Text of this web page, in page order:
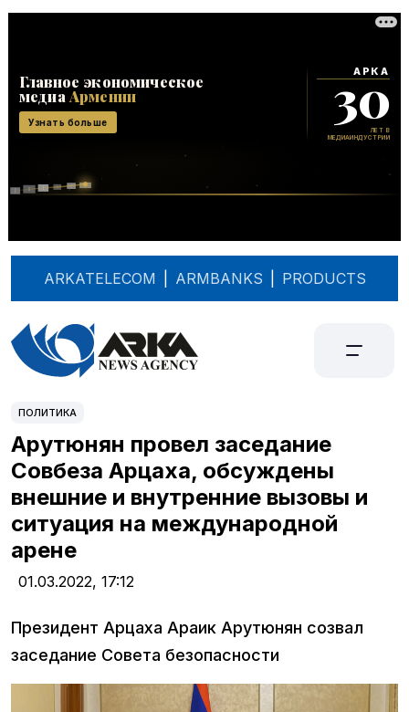
ARKATELECOM ARMBANKS PRODUCTS
ПОЛИТИКА
Арутюнян провел заседание
Совбеза Арцаха, обсуждены
внешние и внутренние вызовы и
ситуация на международной
арене
01.03.2022, 17:12
Президент Арцаха Араик Арутюнян созвал
заседание Совета безопасности